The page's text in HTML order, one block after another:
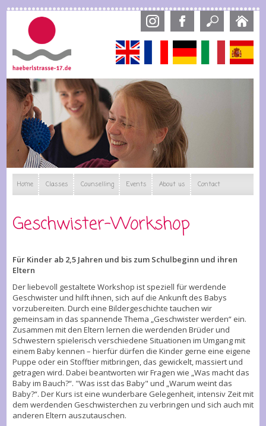
Skip
Français Italiano
Home Classes Counselling Events About us Contact
Geschwister-Workshop
Für Kinder ab 2,5 Jahren und bis zum Schulbeginn und ihren
Eltern
Der liebevoll gestaltete Workshop ist speziell für werdende
Geschwister und hilft ihnen, sich auf die Ankunft des Babys
vorzubereiten. Durch eine Bildergeschichte tauchen wir
gemeinsam in das spannende Thema „Geschwister werden“ ein.
Zusammen mit den Eltern lernen die werdenden Brüder und
Schwestern spielerisch verschiedene Situationen im Umgang mit
einem Baby kennen – hierfür dürfen die Kinder gerne eine eigene
Puppe oder ein Stofftier mitbringen, das gewickelt, massiert und
getragen wird. Dabei beantworten wir Fragen wie „Was macht das
Baby im Bauch?“. "Was isst das Baby" und „Warum weint das
Baby?“. Der Kurs ist eine wunderbare Gelegenheit, intensiv Zeit mit
dem werdenden Geschwisterchen zu verbringen und sich auch mit
anderen Eltern auszutauschen.